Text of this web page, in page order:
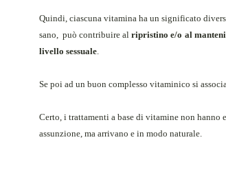
Quindi, ciascuna vitamina ha un significato
sano, può contribuire alripristino e/o al
livello sessuale.
Se poi ad un buon complesso vitaminico si
Certo, i trattamenti a base di vitamine non
assunzione, ma arrivano e in modo naturale.